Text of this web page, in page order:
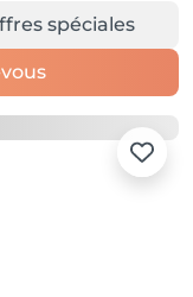
spéciales